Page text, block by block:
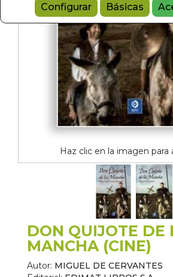
Configurar
Básicas
Haz clic en la imagen para
DON QUIJOTE DE
MANCHA (CINE)
Autor: MIGUEL DE CERVANTES